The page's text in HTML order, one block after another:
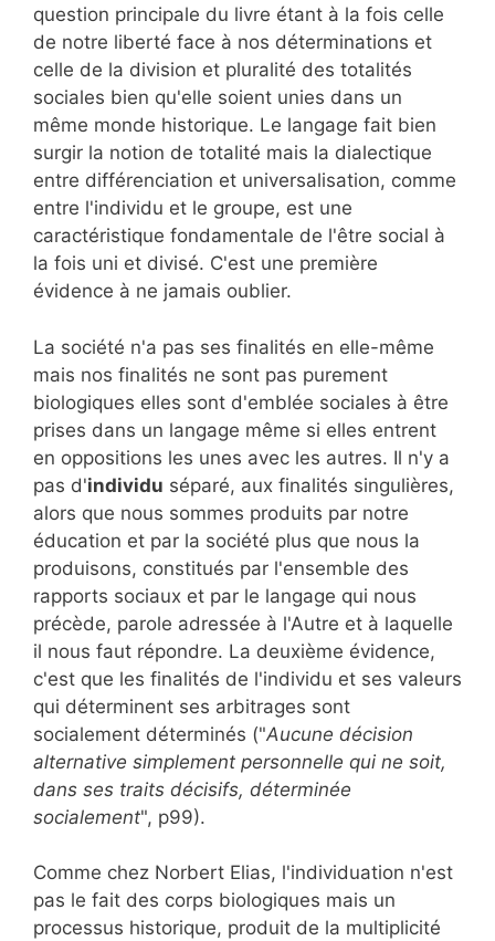
question principale du livre étant à la fois celle
de notre liberté face à nos déterminations et
celle de la division et pluralité des totalités
sociales bien qu'elle soient unies dans un
même monde historique. Le langage fait bien
surgir la notion de totalité mais la dialectique
entre différenciation et universalisation, comme
entre l'individu et le groupe, est une
caractéristique fondamentale de l'être social à
la fois uni et divisé. C'est une première
évidence à ne jamais oublier.
La société n'a pas ses finalités en elle-même
mais nos finalités ne sont pas purement
biologiques elles sont d'emblée sociales à être
prises dans un langage même si elles entrent
en oppositions les unes avec les autres. Il n'y a
pas d'individu séparé, aux finalités singulières,
alors que nous sommes produits par notre
éducation et par la société plus que nous la
produisons, constitués par l'ensemble des
rapports sociaux et par le langage qui nous
précède, parole adressée à l'Autre et à laquelle
il nous faut répondre. La deuxième évidence,
c'est que les finalités de l'individu et ses valeurs
qui déterminent ses arbitrages sont
socialement déterminés ("Aucune décision
alternative simplement personnelle qui ne soit,
dans ses traits décisifs, déterminée
socialement", p99).
Comme chez Norbert Elias, l'individuation n'est
pas le fait des corps biologiques mais un
processus historique, produit de la multiplicité